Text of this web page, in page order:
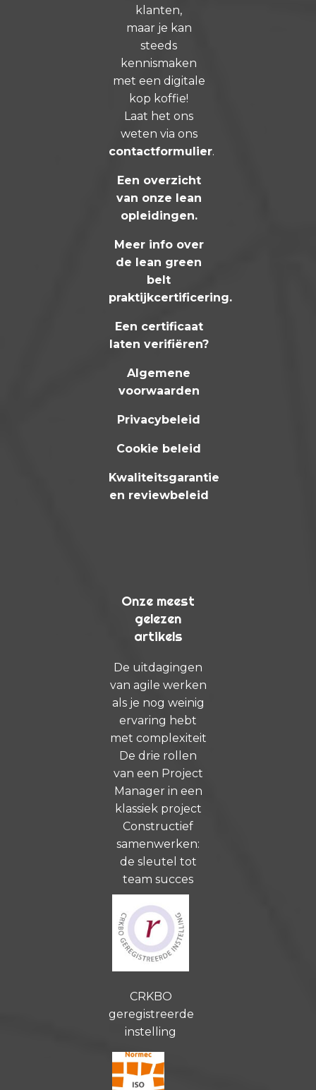
klanten,
maar je kan
steeds
kennismaken
met een digitale
kop koffie!
Laat het ons
weten via ons
contactformulier.
Een overzicht
van onze lean
opleidingen.
Meer info over
de lean green
belt
praktijkcertificering.
Een certificaat
laten verifiëren?
Algemene
voorwaarden
Privacybeleid
Cookie beleid
Kwaliteitsgarantie
en reviewbeleid
Onze meest
gelezen
artikels
De uitdagingen
van agile werken
als je nog weinig
ervaring hebt
met complexiteit
De drie rollen
van een Project
Manager in een
klassiek project
Constructief
samenwerken:
de sleutel tot
team succes
CRKBO
geregistreerde
instelling